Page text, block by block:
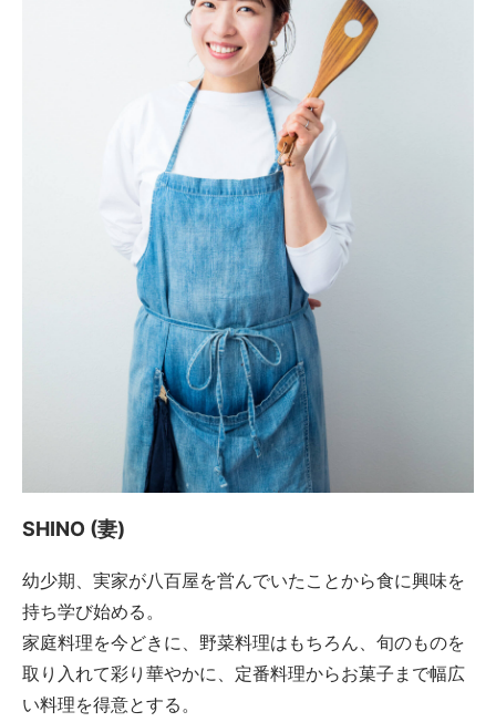
SHINO (妻)
幼少期、実家が八百屋を営んでいたことから食に興味を
持ち学び始める。
家庭料理を今どきに、野菜料理はもちろん、旬のものを
取り入れて彩り華やかに、定番料理からお菓子まで幅広
い料理を得意とする。